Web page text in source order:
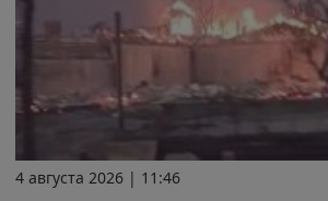
4 августа 2026 | 11:46